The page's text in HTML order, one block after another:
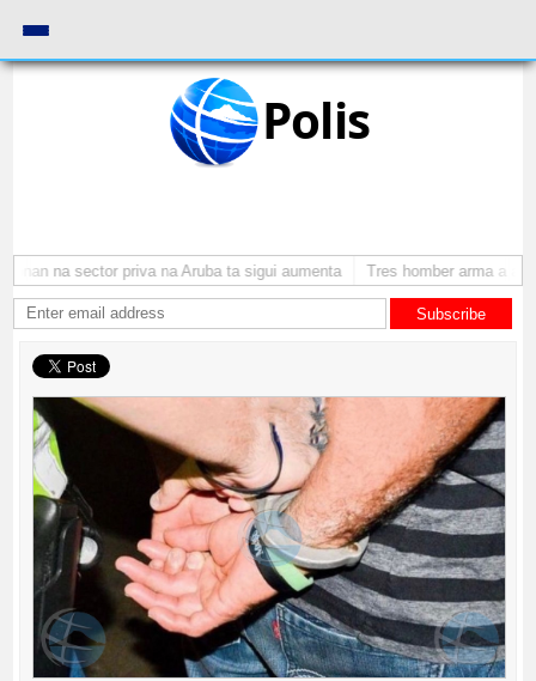
Polis
na sector priva na Aruba ta sigui aumenta Tres homber arma a
Subscribe